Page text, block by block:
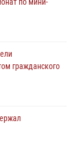
гражданского